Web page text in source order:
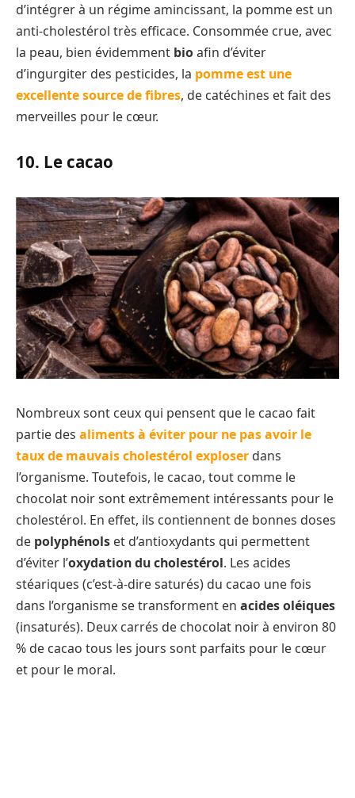
d’intégrer à un régime amincissant, la pomme est un
anti-cholestérol très efficace. Consommée crue, avec
la peau, bien évidemment bioafin d’éviter
d’ingurgiter des pesticides, la pomme est une
excellente source de fibres, de catéchines et fait des
merveilles pour le cœur.
10. Le cacao
Nombreux sont ceux qui pensent que le cacao fait
partie des aliments à éviter pour ne pas avoir le
taux de mauvais cholestérol exploser dans
l’organisme. Toutefois, le cacao, tout comme le
chocolat noir sont extrêmement intéressants pour le
cholestérol. En effet, ils contiennent de bonnes doses
de polyphénols et d’antioxydants qui permettent
d’éviter l’oxydation du cholestérol. Les acides
stéariques (c’est-à-dire saturés) du cacao une fois
dans l’organisme se transforment en acides oléiques
(insaturés). Deux carrés de chocolat noir à environ 80
% de cacao tous les jours sont parfaits pour le cœur
et pour le moral.